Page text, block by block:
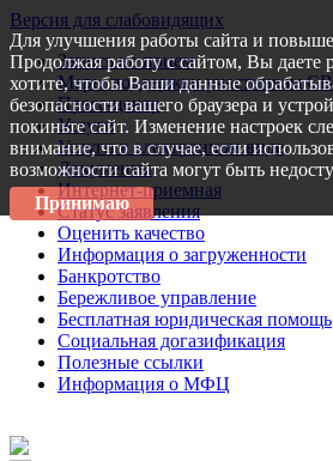
Версия для слабовидящих
Запись на прием
Меры поддержки участникам
Пресс-центр
Услуги
Услуги в электронном виде
Документы
Интернет-приемная
Статус заявления
Оценить качество
Информация о загруженности
Банкротство
Бережливое управление
Бесплатная юридическая помощь
Социальная догазификация
Полезные ссылки
Информация о МФЦ
Для улучшения работы сайта и
Продолжая работу с сайтом, Вы даете
хотите, чтобы Ваши данные
безопасности вашего браузера и
покиньте сайт. Изменение настроек
внимание, что в случае, если
возможности сайта могут быть
Принимаю